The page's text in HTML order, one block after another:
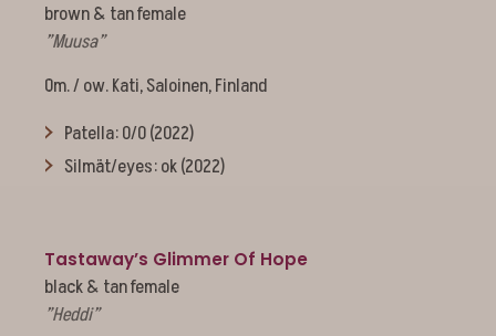
brown & tan female
”Muusa”
Om. / ow. Kati, Saloinen, Finland
Patella: 0/0 (2022)
Silmät/eyes: ok (2022)
Tastaway’s Glimmer Of Hope
black & tan female
”Heddi”